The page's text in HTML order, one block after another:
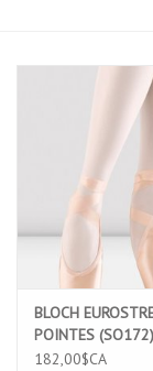
BLOCH
POINTES (SO172)
182,00$CA